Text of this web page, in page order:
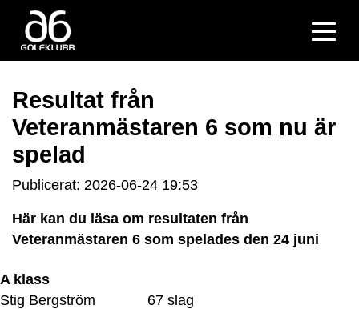
Resultat från
Veteranmästaren 6 som nu är
spelad
Publicerat: 2026-06-24 19:53
Här kan du läsa om resultaten från
Veteranmästaren 6 som spelades den 24 juni
A klass
Stig Bergström 67 slag